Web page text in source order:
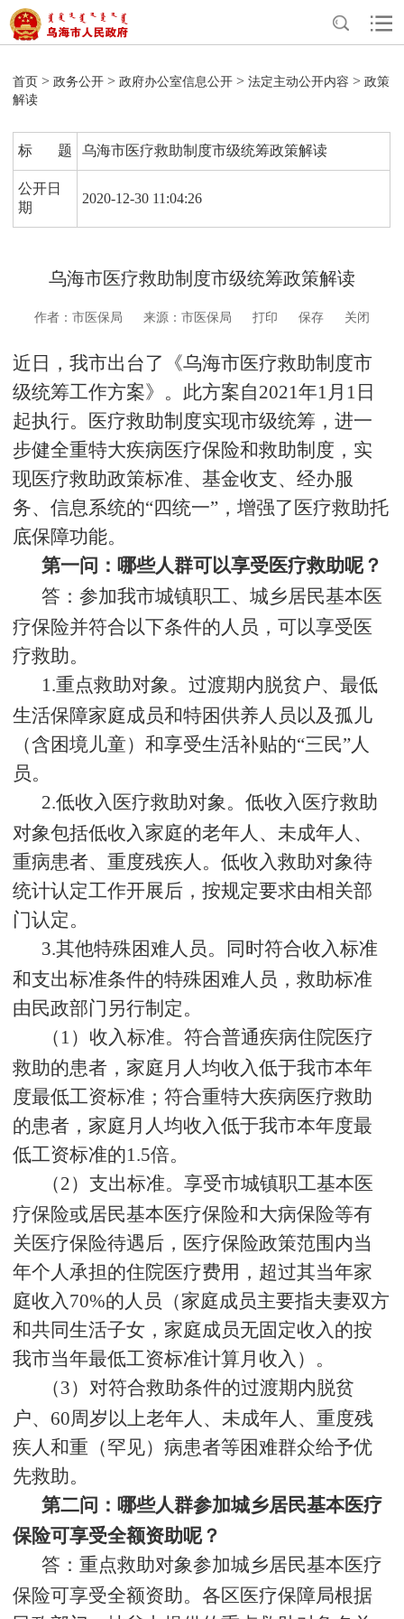
首页 >政务公开 >政府办公室信息公开 >法定主动公开内容 >政策
解读
标 题 乌海市医疗救助制度市级统筹政策解读
公开日
期
2020-12-30 11:04:26
乌海市医疗救助制度市级统筹政策解读
作者：市医保局 来源：市医保局 打印 保存 关闭
近日，我市出台了《乌海市医疗救助制度市
级统筹工作方案》。此方案自2021年1月 1 日
起执行。医疗救助制度实现市级统筹，进一
步健全重特大疾病医疗保险和救助制度，实
现医疗救助政策标准、基金收支、经办服
务、信息系统的“四统一”，增强了医疗救助托
底保障功能。
第一问：哪些人群可以享受医疗救助呢？
答：参加我市城镇职工、城乡居民基本医
疗保险并符合以下条件的人员，可以享受医
疗救助。
1.重点救助对象。过渡期内脱贫户、最低
生活保障家庭成员和特困供养人员以及孤儿
（含困境儿童）和享受生活补贴的“三民”人
员。
2.低收入医疗救助对象。低收入医疗救助
对象包括低收入家庭的老年人、未成年人、
重病患者、重度残疾人。低收入救助对象待
统计认定工作开展后，按规定要求由相关部
门认定。
3.其他特殊困难人员。同时符合收入标准
和支出标准条件的特殊困难人员，救助标准
由民政部门另行制定。
（1）收入标准。符合普通疾病住院医疗
救助的患者，家庭月人均收入低于我市本年
度最低工资标准；符合重特大疾病医疗救助
的患者，家庭月人均收入低于我市本年度最
低工资标准的1.5倍。
（2）支出标准。享受市城镇职工基本医
疗保险或居民基本医疗保险和大病保险等有
关医疗保险待遇后，医疗保险政策范围内当
年个人承担的住院医疗费用，超过其当年家
庭收入70%的人员（家庭成员主要指夫妻双方
和共同生活子女，家庭成员无固定收入的按
我市当年最低工资标准计算月收入）。
（3）对符合救助条件的过渡期内脱贫
户、 60周岁以上老年人、未成年人、重度残
疾人和重（罕见）病患者等困难群众给予优
先救助。
第二问：哪些人群参加城乡居民基本医疗
保险可享受全额资助呢？
答：重点救助对象参加城乡居民基本医疗
保险可享受全额资助。各区医疗保障局根据